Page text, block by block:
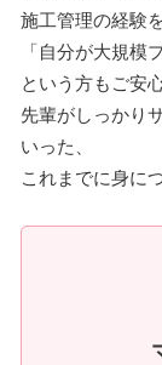
施工管理の経験
「自分が大規模
という方もご安
先輩がしっかり
いった、
これまでに身に